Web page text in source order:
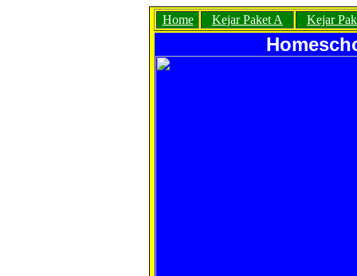
Home Kejar Paket A Kejar